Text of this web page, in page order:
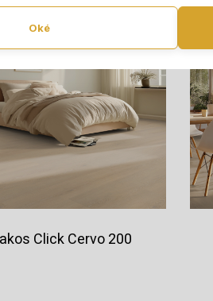
Oké
Click Cervo 200